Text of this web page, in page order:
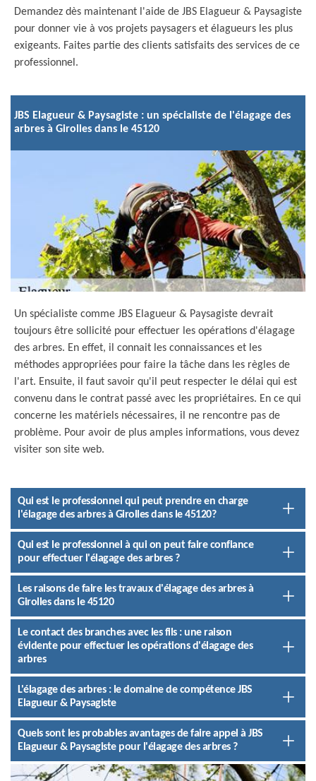
Demandez dès maintenant l'aide de JBS Elagueur & Paysagiste
pour donner vie à vos projets paysagers et élagueurs les plus
exigeants. Faites partie des clients satisfaits des services de ce
professionnel.
JBS Elagueur & Paysagiste : un spécialiste de l'élagage des
arbres à Girolles dans le 45120
Un spécialiste comme JBS Elagueur & Paysagiste devrait
toujours être sollicité pour effectuer les opérations d'élagage
des arbres. En effet, il connait les connaissances et les
méthodes appropriées pour faire la tâche dans les règles de
l'art. Ensuite, il faut savoir qu'il peut respecter le délai qui est
convenu dans le contrat passé avec les propriétaires. En ce qui
concerne les matériels nécessaires, il ne rencontre pas de
problème. Pour avoir de plus amples informations, vous devez
visiter son site web.
Qui est le professionnel qui peut prendre en charge
l'élagage des arbres à Girolles dans le 45120?
Qui est le professionnel à qui on peut faire confiance
pour effectuer l'élagage des arbres ?
Les raisons de faire les travaux d'élagage des arbres à
Girolles dans le 45120
Le contact des branches avec les fils : une raison
évidente pour effectuer les opérations d'élagage des
arbres
L'élagage des arbres : le domaine de compétence JBS
Elagueur & Paysagiste
Quels sont les probables avantages de faire appel à JBS
Elagueur & Paysagiste pour l'élagage des arbres ?